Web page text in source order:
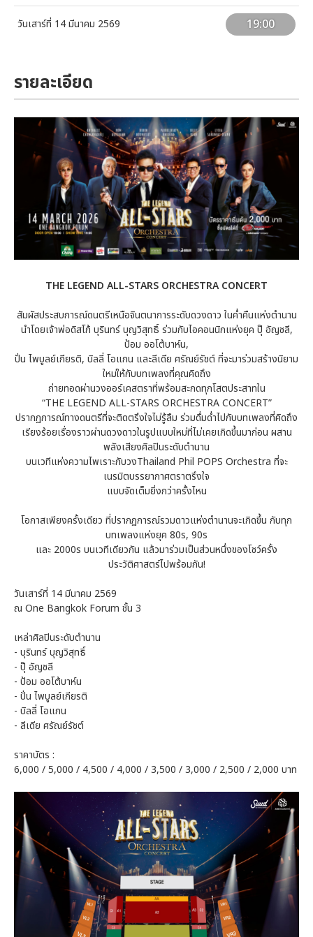
วันเสาร์ที่ 14 มีนาคม 2569 19:00
รายละเอียด
THE LEGEND ALL-STARS ORCHESTRA CONCERT
สัมผัสประสบการณ์ดนตรีเหนือจินตนาการระดับดวงดาว ในค่ำคืนแห่งตำนาน
นำโดยเจ้าพ่อดิสโก้ บุรินทร์ บุญวิสุทธิ์ ร่วมกับไอคอนนิกแห่งยุค ปุ๊ อัญชลี,
ป้อม ออโต้บาห์น,
ปั่น ไพบูลย์เกียรติ, บิลลี่ โอแกน และลีเดีย ศรัณย์รัชต์ ที่จะมาร่วมสร้างนิยาม
ใหม่ให้กับบทเพลงที่คุณคิดถึง
ถ่ายทอดผ่านวงออร์เคสตราที่พร้อมสะกดทุกโสตประสาทใน
“THE LEGEND ALL-STARS ORCHESTRA CONCERT”
ปรากฏการณ์ทางดนตรีที่จะติดตรึงใจไม่รู้ลืม ร่วมดื่มด่ำไปกับบทเพลงที่คิดถึง
เรียงร้อยเรื่องราวผ่านดวงดาวในรูปแบบใหม่ที่ไม่เคยเกิดขึ้นมาก่อน ผสาน
พลังเสียงศิลปินระดับตำนาน
บนเวทีแห่งความไพเราะกับวงThailand Phil POPS Orchestra ที่จะ
เนรมิตบรรยากาศตราตรึงใจ
แบบจัดเต็มยิ่งกว่าครั้งไหน
โอกาสเพียงครั้งเดียว ที่ปรากฏการณ์รวมดาวแห่งตำนานจะเกิดขึ้น กับทุก
บทเพลงแห่งยุค 80s, 90s
และ 2000s บนเวทีเดียวกัน แล้วมาร่วมเป็นส่วนหนึ่งของโชว์ครั้ง
ประวัติศาสตร์ไปพร้อมกัน!
วันเสาร์ที่ 14 มีนาคม 2569
ณ One Bangkok Forum ชั้น 3
เหล่าศิลปินระดับตำนาน
- บุรินทร์ บุญวิสุทธิ์
- ปุ๊ อัญชลี
- ป้อม ออโต้บาห์น
- ปั่น ไพบูลย์เกียรติ
- บิลลี่ โอแกน
- ลีเดีย ศรัณย์รัชต์
ราคาบัตร :
6,000 / 5,000 / 4,500 / 4,000 / 3,500 / 3,000 / 2,500 / 2,000 บาท